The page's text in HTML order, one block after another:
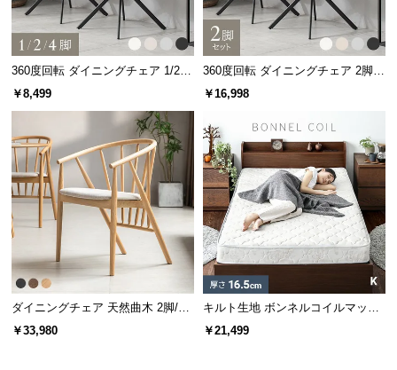
ら
せ
ブ
ロ
グ
企
情
360度回転 ダイニングチェア 1/2/4
脚セット
￥8,499
360度回転 ダイニングチェア 2脚セ
ット
￥16,998
ダイニングチェア 天然曲木 2脚/4
脚セット
￥33,980
キルト生地 ボンネルコイルマット
レス K
￥21,499